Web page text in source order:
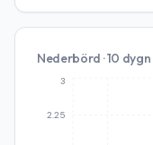
Nederbörd · 10 dygn
2.25
3